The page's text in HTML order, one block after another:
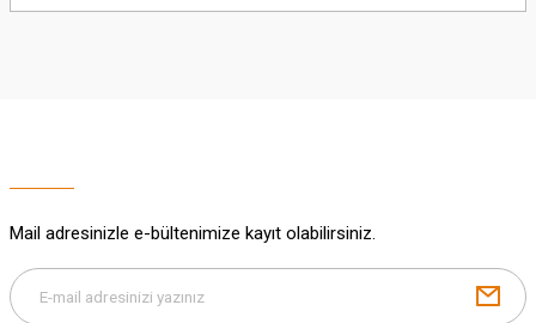
Mail adresinizle e-bültenimize kayıt olabilirsiniz.